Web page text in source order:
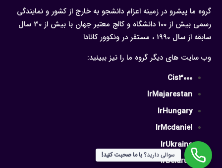
گروه ما پیشرو در زمینه اعزام دانشجو به خارج از کشور و نمایندگی
رسمی بیش از 100 دانشگاه و کالج معتبر جهان با بیش از 30 سال
سابقه از سال 1990 ، مستقر در ونکوور کانادا
وب سایت های دیگر گروه ما را نیز ببینید:
Cis3000
IrMajarestan
IrHungary
IrMcdaniel
IrUkraine
IrBelarus
سوالی دارید؟با ما صحبت کنید!